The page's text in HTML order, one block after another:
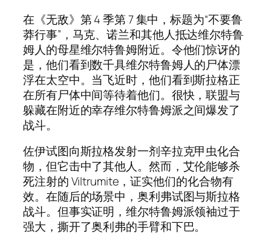
在《无敌》第 4 季第 7 集中，标题为“不要鲁
莽行事”，马克、诺兰和其他人抵达维尔特鲁
姆人的母星维尔特鲁姆附近。令他们惊讶的
是，他们看到数千具维尔特鲁姆人的尸体漂
浮在太空中。当飞近时，他们看到斯拉格正
在所有尸体中间等待着他们。很快，联盟与
躲藏在附近的幸存维尔特鲁姆派之间爆发了
战斗。
佐伊试图向斯拉格发射一剂辛拉克甲虫化合
物，但它击中了其他人。然而，艾伦能够杀
死注射的 Viltrumite，证实他们的化合物有
效。在随后的场景中，奥利弗试图与斯拉格
战斗。但事实证明，维尔特鲁姆派领袖过于
强大，撕开了奥利弗的手臂和下巴。